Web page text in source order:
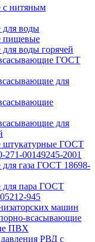
с нитяным
для воды
пищевые
воды горячей
ГОСТ
для
для
штукатурные ГОСТ
271-00149245-2001
газа ГОСТ 18698-
для пара ГОСТ
945
машин
всасывающие
ПВХ
РВД с